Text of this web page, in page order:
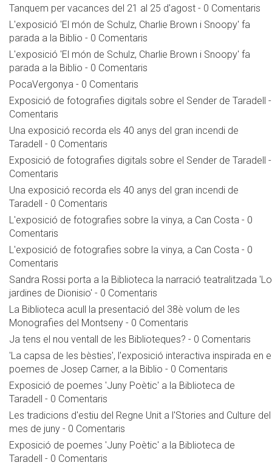
Tanquem per vacances del 21 al 25 d'agost - 0 Comentaris
L'exposició 'El món de Schulz, Charlie Brown i Snoopy' fa
parada a la Biblio - 0 Comentaris
L'exposició 'El món de Schulz, Charlie Brown i Snoopy' fa
parada a la Biblio - 0 Comentaris
PocaVergonya - 0 Comentaris
Exposició de fotografies digitals sobre el Sender de Taradell
Comentaris
Una exposició recorda els 40 anys del gran incendi de
Taradell - 0 Comentaris
Exposició de fotografies digitals sobre el Sender de Taradell
Comentaris
Una exposició recorda els 40 anys del gran incendi de
Taradell - 0 Comentaris
L'exposició de fotografies sobre la vinya, a Can Costa - 0
Comentaris
L'exposició de fotografies sobre la vinya, a Can Costa - 0
Comentaris
Sandra Rossi porta a la Biblioteca la narració teatralitzada
jardines de Dionisio' - 0 Comentaris
La Biblioteca acull la presentació del 38è volum de les
Monografies del Montseny - 0 Comentaris
Ja tens el nou ventall de les Biblioteques? - 0 Comentaris
'La capsa de les bèsties', l'exposició interactiva inspirada en
poemes de Josep Carner, a la Biblio - 0 Comentaris
Exposició de poemes 'Juny Poètic' a la Biblioteca de
Taradell - 0 Comentaris
Les tradicions d'estiu del Regne Unit a l'Stories and Culture del
mes de juny - 0 Comentaris
Exposició de poemes 'Juny Poètic' a la Biblioteca de
Taradell - 0 Comentaris